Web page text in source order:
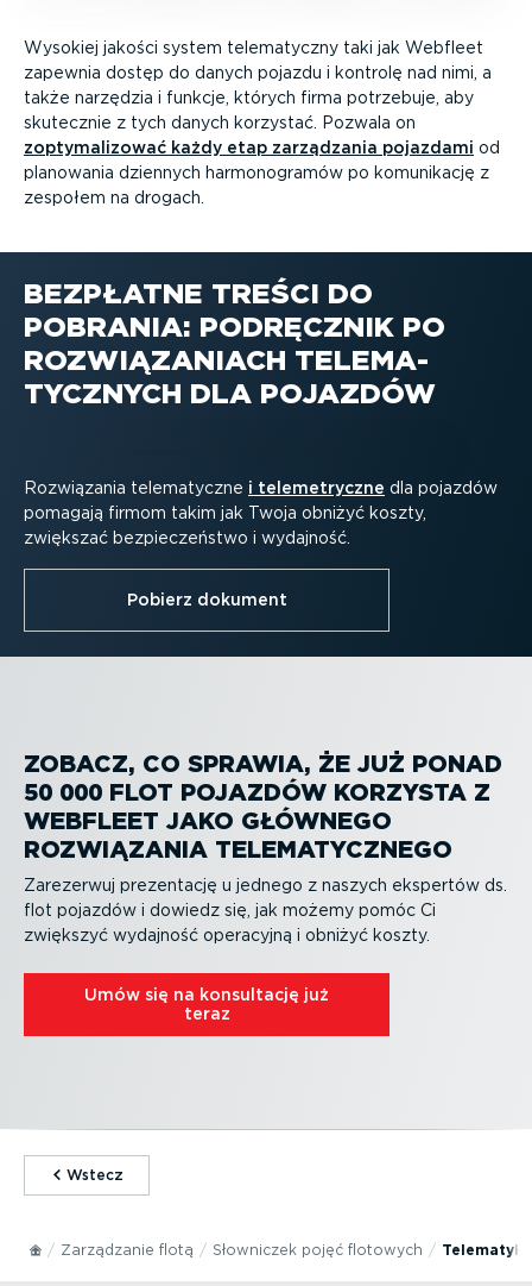
Wysokiej jakości system telema­tyczny taki jak Webfleet
zapewnia dostęp do danych pojazdu i kontrolę nad nimi, a
także narzędzia i funkcje, których firma potrzebuje, aby
skutecznie z tych danych korzystać. Pozwala on
zopty­ma­li­zować każdy etap zarządzania pojazdami od
planowania dziennych harmo­no­gramów po komunikację z
zespołem na drogach.
BEZPŁATNE TREŚCI DO
POBRANIA: PODRĘCZNIK PO
ROZWIĄ­ZA­NIACH TELEMA­
TYCZNYCH DLA POJAZDÓW
Rozwiązania telema­tyczne i teleme­tryczne dla pojazdów
pomagają firmom takim jak Twoja obniżyć koszty,
zwiększać bezpie­czeństwo i wydajność.
Pobierz dokument
ZOBACZ, CO SPRAWIA, ŻE JUŻ PONAD
50 000 FLOT POJAZDÓW KORZYSTA Z
WEBFLEET JAKO GŁÓWNEGO
ROZWIĄZANIA TELEMA­TYCZNEGO
Zarezerwuj prezentację u jednego z naszych ekspertów ds.
flot pojazdów i dowiedz się, jak możemy pomóc Ci
zwiększyć wydajność operacyjną i obniżyć koszty.
Umów się na konsultację już
teraz
⁠Wstecz
Zarządzanie flotą Słowniczek pojęć flotowych Telematyka